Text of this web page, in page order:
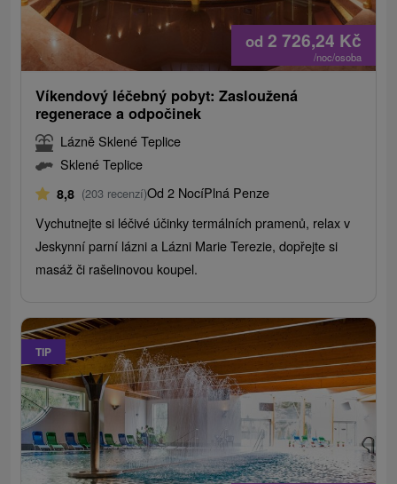
od 2 726,24 Kč
/noc/osoba
Víkendový léčebný pobyt: Zasloužená
regenerace a odpočinek
Lázně Sklené Teplice
Sklené Teplice
8,8 (203 recenzí)Od 2 NocíPlná Penze
Vychutnejte si léčivé účinky termálních pramenů, relax v
Jeskynní parní lázni a Lázni Marie Terezie, dopřejte si
masáž či rašelinovou koupel.
TIP